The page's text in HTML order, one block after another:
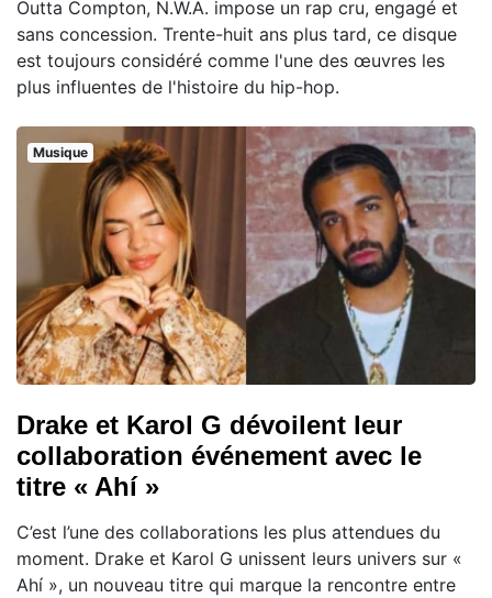
Outta Compton, N.W.A. impose un rap cru, engagé et
sans concession. Trente-huit ans plus tard, ce disque
est toujours considéré comme l'une des œuvres les
plus influentes de l'histoire du hip-hop.
Musique
Drake et Karol G dévoilent leur
collaboration événement avec le
titre « Ahí »
C’est l’une des collaborations les plus attendues du
moment. Drake et Karol G unissent leurs univers sur «
Ahí », un nouveau titre qui marque la rencontre entre